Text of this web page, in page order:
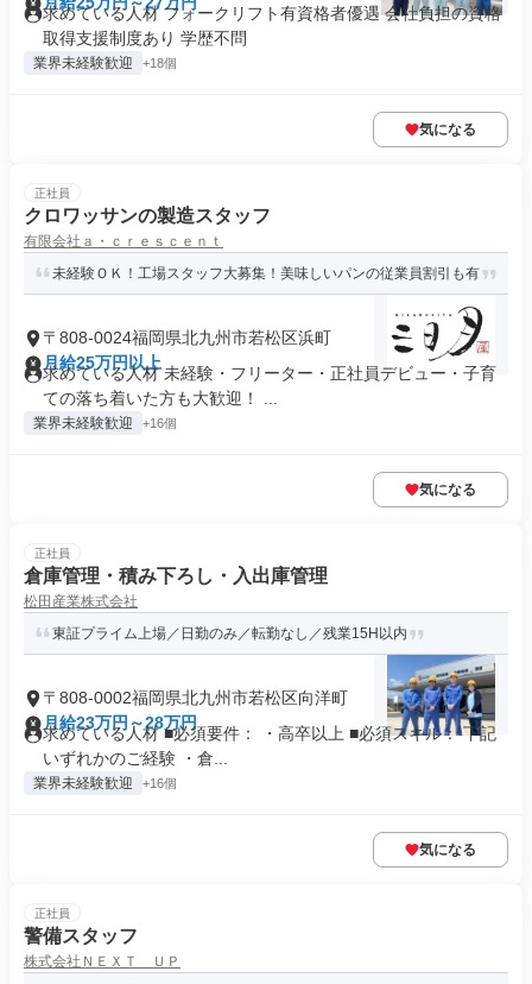
求めている人材 フォークリフト有資格者優遇 会社負担の資格
取得支援制度あり 学歴不問
業界未経験歓迎 +18個
気になる
正社員
クロワッサンの製造スタッフ
有限会社ａ・ｃｒｅｓｃｅｎｔ
未経験ＯＫ！工場スタッフ大募集！美味しいパンの従業員割引も有
〒808-0024福岡県北九州市若松区浜町
月給25万円以上
求めている人材 未経験・フリーター・正社員デビュー・子育
ての落ち着いた方も大歓迎！ ...
業界未経験歓迎 +16個
気になる
正社員
倉庫管理・積み下ろし・入出庫管理
松田産業株式会社
東証プライム上場／日勤のみ／転勤なし／残業15H以内
〒808-0002福岡県北九州市若松区向洋町
月給23万円～28万円
求めている人材 ■必須要件： ・高卒以上 ■必須スキル： 下記
いずれかのご経験 ・倉...
業界未経験歓迎 +16個
気になる
正社員
警備スタッフ
株式会社ＮＥＸＴ ＵＰ